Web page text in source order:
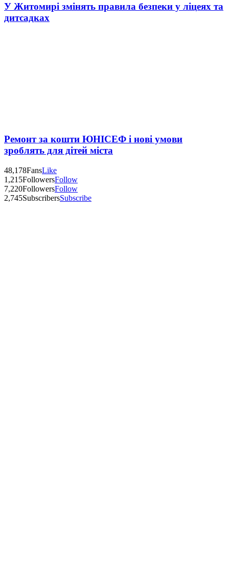
У Житомирі змінять правила безпеки у ліцеях та
дитсадках
Ремонт за кошти ЮНІСЕФ і нові умови
зроблять для дітей міста
48,178FansLike
1,215FollowersFollow
7,220FollowersFollow
2,745SubscribersSubscribe